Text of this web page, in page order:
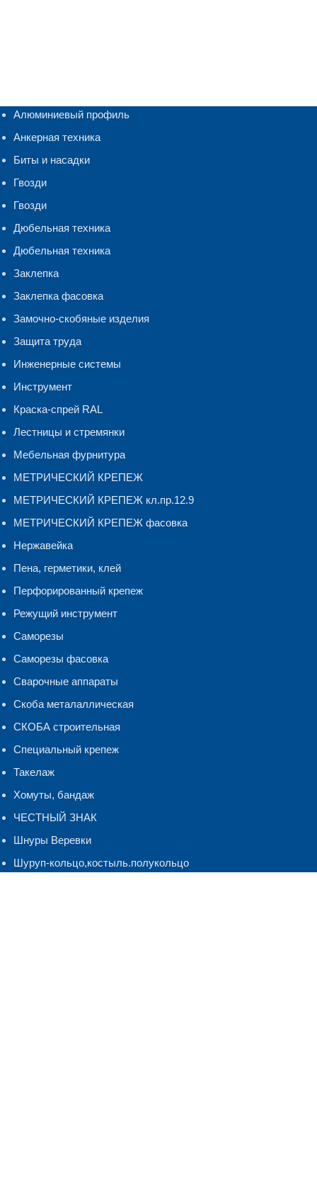
Алюминиевый профиль
Анкерная техника
Биты и насадки
Гвозди
Гвозди
Дюбельная техника
Дюбельная техника
Заклепка
Заклепка фасовка
Замочно-скобяные изделия
Защита труда
Инженерные системы
Инструмент
Краска-спрей RAL
Лестницы и стремянки
Мебельная фурнитура
МЕТРИЧЕСКИЙ КРЕПЕЖ
МЕТРИЧЕСКИЙ КРЕПЕЖ кл.пр.12.9
МЕТРИЧЕСКИЙ КРЕПЕЖ фасовка
Нержавейка
Пена, герметики, клей
Перфорированный крепеж
Режущий инструмент
Саморезы
Саморезы фасовка
Сварочные аппараты
Скоба металаллическая
СКОБА строительная
Специальный крепеж
Такелаж
Хомуты, бандаж
ЧЕСТНЫЙ ЗНАК
Шнуры Веревки
Шуруп-кольцо,костыль.полукольцо